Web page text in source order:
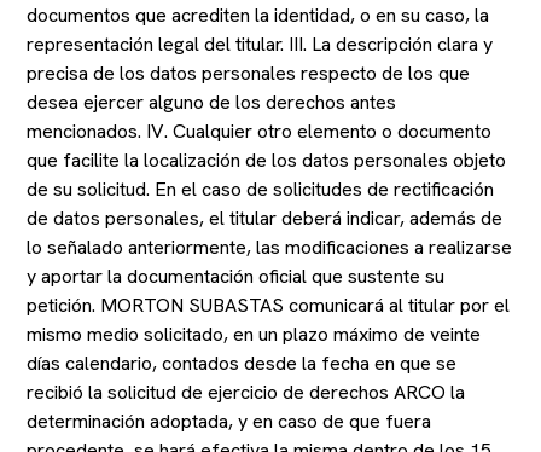
documentos que acrediten la identidad, o en su caso, la
representación legal del titular. III. La descripción clara y
precisa de los datos personales respecto de los que
desea ejercer alguno de los derechos antes
mencionados. IV. Cualquier otro elemento o documento
que facilite la localización de los datos personales objeto
de su solicitud. En el caso de solicitudes de rectificación
de datos personales, el titular deberá indicar, además de
lo señalado anteriormente, las modificaciones a realizarse
y aportar la documentación oficial que sustente su
petición. MORTON SUBASTAS comunicará al titular por el
mismo medio solicitado, en un plazo máximo de veinte
días calendario, contados desde la fecha en que se
recibió la solicitud de ejercicio de derechos ARCO la
determinación adoptada, y en caso de que fuera